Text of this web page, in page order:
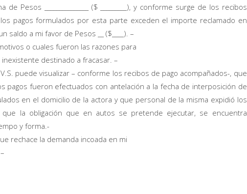
Pesos _______________ ($ _________), y conforme surge de los recibos
pagos formulados por esta parte exceden el importe reclamado en
a mi favor de Pesos __ ($____). –
o cuales fueron las razones para
destinado a fracasar. –
puede visualizar – conforme los recibos de pago acompañados-, que
pagos fueron efectuados con antelación a la fecha de interposición de
en el domicilio de la actora y que personal de la misma expidió los
la obligación que en autos se pretende ejecutar, se encuentra
y forma.-
rechace la demanda incoada en mi